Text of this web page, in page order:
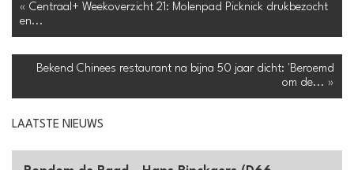
« Centraal+ Weekoverzicht 21: Molenpad Picknick drukbezocht
en...
Bekend Chinees restaurant na bijna 50 jaar dicht: 'Beroemd
om de... »
LAATSTE NIEUWS